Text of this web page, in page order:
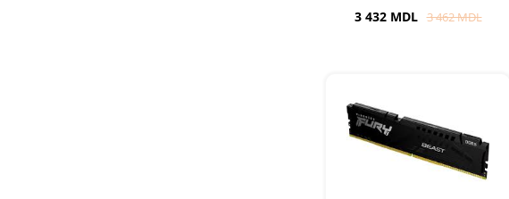
3 432 MDL 3 462 MDL